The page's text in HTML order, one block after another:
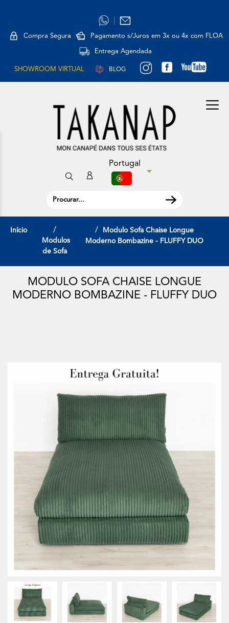
Compra Segura Pagamento s/Juros em 3x ou 4x com FLOA
Entrega Agendada
SHOWROOM VIRTUAL BLOG
Portugal
Início
Modulos
de Sofa
Modulo Sofa Chaise Longue
Moderno Bombazine - FLUFFY DUO
MODULO SOFA CHAISE LONGUE
MODERNO BOMBAZINE - FLUFFY DUO